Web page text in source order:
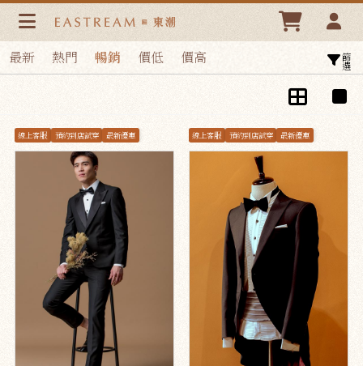
禮服成套 | 東潮時裝西服EASTREAM
最新 熱門 暢銷 價低 價高 篩選
線上客服 預約到店試穿 最新優惠 線上客服 預約到店試穿 最新優惠